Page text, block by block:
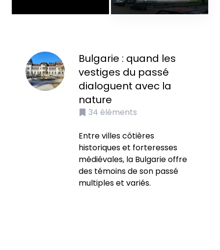
Bulgarie : quand les
vestiges du passé
dialoguent avec la
nature
34 éléments
Entre villes côtières
historiques et forteresses
médiévales, la Bulgarie offre
des témoins de son passé
multiples et variés.